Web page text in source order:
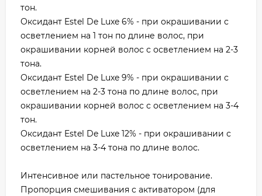
тон.
Оксидант Estel De Luxe 6% - при окрашивании с
осветлением на 1 тон по длине волос, при
окрашивании корней волос с осветлением на 2-3
тона.
Оксидант Estel De Luxe 9% - при окрашивании с
осветлением на 2-3 тона по длине волос, при
окрашивании корней волос с осветлением на 3-4
тон.
Оксидант Estel De Luxe 12% - при окрашивании с
осветлением на 3-4 тона по длине волос.
Интенсивное или пастельное тонирование.
Пропорция смешивания с активатором (для